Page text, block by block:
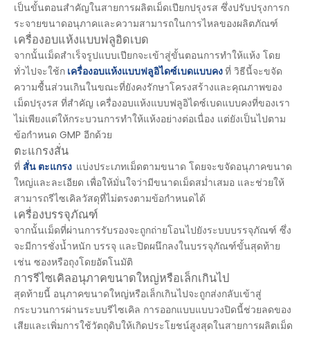
เป็นขั้นตอนสำคัญในสายการผลิตเม็ดเปียกปรุงรส ซึ่งปรับปรุงการก
ระจายขนาดอนุภาคและความสามารถในการไหลของผลิตภัณฑ์
เครื่องอบแห้งแบบฟลูอิดเบด
จากนั้นเม็ดสำเร็จรูปแบบเปียกจะเข้าสู่ขั้นตอนการทำให้แห้ง โดย
ทั่วไปจะใช้ก เครื่องอบแห้งแบบฟลูอิไดซ์เบดแบบคงที่ วิธีนี้จะขจัด
ความชื้นส่วนเกินในขณะที่ยังคงรักษาโครงสร้างและคุณภาพของ
เม็ดปรุงรส ที่สำคัญ เครื่องอบแห้งแบบฟลูอิไดซ์เบดแบบคงที่ของเรา
ไม่เพียงแต่ให้กระบวนการทำให้แห้งอย่างต่อเนื่อง แต่ยังเป็นไปตาม
ข้อกำหนด GMP อีกด้วย
ตะแกรงสั่น
ที่ สั่น ตะแกรง แบ่งประเภทเม็ดตามขนาด โดยจะขจัดอนุภาคขนาด
ใหญ่และละเอียด เพื่อให้มั่นใจว่ามีขนาดเม็ดสม่ำเสมอ และช่วยให้
สามารถรีไซเคิลวัสดุที่ไม่ตรงตามข้อกำหนดได้
เครื่องบรรจุภัณฑ์
จากนั้นเม็ดที่ผ่านการรับรองจะถูกถ่ายโอนไปยังระบบบรรจุภัณฑ์ ซึ่ง
จะมีการชั่งน้ำหนัก บรรจุ และปิดผนึกลงในบรรจุภัณฑ์ขั้นสุดท้าย
เช่น ซองหรือถุงโดยอัตโนมัติ
การรีไซเคิลอนุภาคขนาดใหญ่หรือเล็กเกินไป
สุดท้ายนี้ อนุภาคขนาดใหญ่หรือเล็กเกินไปจะถูกส่งกลับเข้าสู่
กระบวนการผ่านระบบรีไซเคิล การออกแบบแบบวงปิดนี้ช่วยลดของ
เสียและเพิ่มการใช้วัตถุดิบให้เกิดประโยชน์สูงสุดในสายการผลิตเม็ด